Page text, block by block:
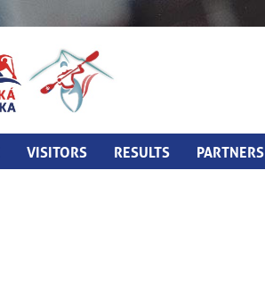
VISITORS RESULTS PARTNERS